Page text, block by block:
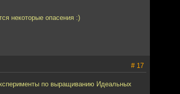
некоторые опасения :)
# 17
по выращиванию Идеальных